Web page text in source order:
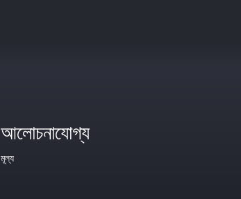
আলোচনাযোগ্য
মূল্য